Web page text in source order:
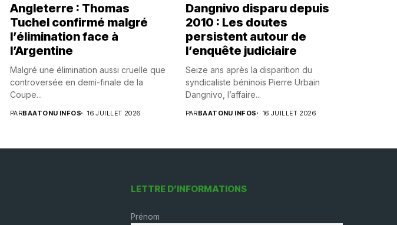
Angleterre : Thomas
Tuchel confirmé malgré
l’élimination face à
l’Argentine
Malgré une élimination aussi cruelle que
controversée en demi-finale de la
Coupe...
PARBAATONU INFOS 16 JUILLET 2026
Dangnivo disparu depuis
2010 : Les doutes
persistent autour de
l’enquête judiciaire
Seize ans après la disparition du
syndicaliste béninois Pierre Urbain
Dangnivo, l’affaire...
PARBAATONU INFOS 16 JUILLET 2026
LETTRE D’INFORMATIONS
Prénom